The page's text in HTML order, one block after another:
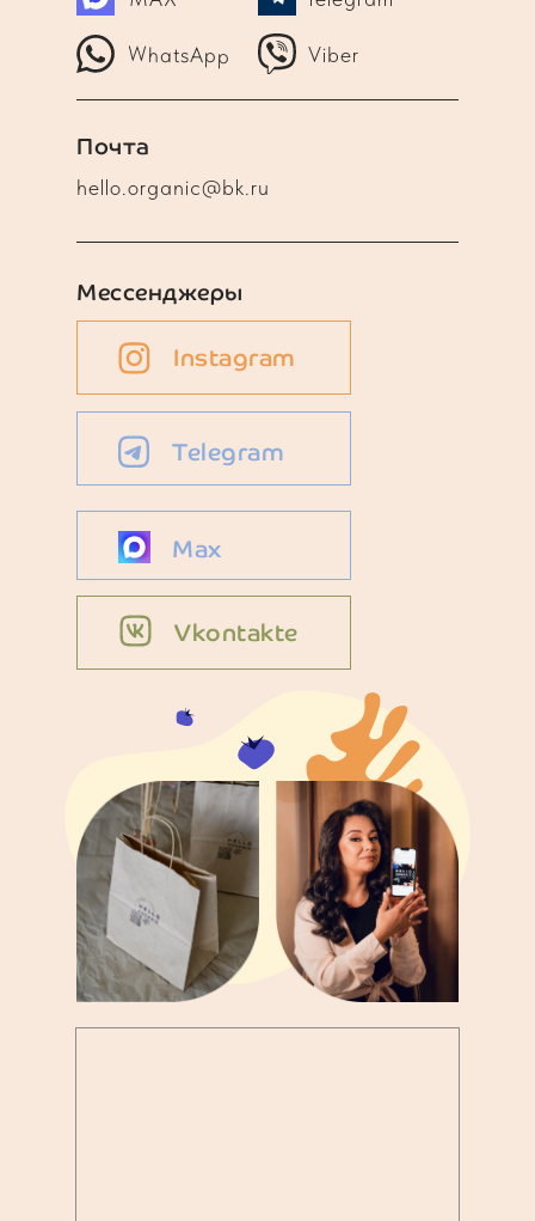
WhatsApp Viber
hello.organic@bk.ru
Почта
Instagram
Telegram
Max
Vkontakte
Мессенджеры